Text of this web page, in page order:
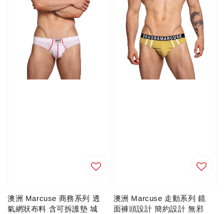
澳洲 Marcuse 商務系列 透
氣網狀布料 含可拆護墊 城
澳洲 Marcuse 走動系列 鏡
面褲頭設計 簡約設計 無邪